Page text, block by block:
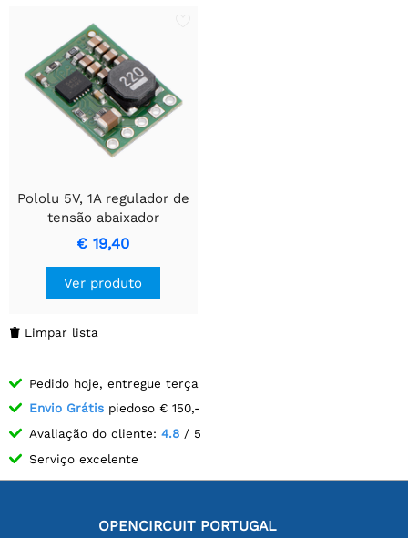
Pololu 5V, 1A regulador de
tensão abaixador
D24V10F5
€ 19,40
Ver produto
 Limpar lista
Pedido hoje, entregue terça
Envio Grátis piedoso € 150,-
Avaliação do cliente: 4.8 / 5
Serviço excelente
OPENCIRCUIT PORTUGAL